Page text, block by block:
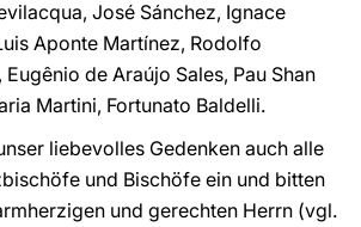
José Sánchez, Ignace
Aponte Martínez, Rodolfo
de Araújo Sales, Pau Shan
Martini, Fortunato Baldelli.
liebevolles Gedenken auch alle
und Bischöfe ein und bitten
und gerechten Herrn (vgl.